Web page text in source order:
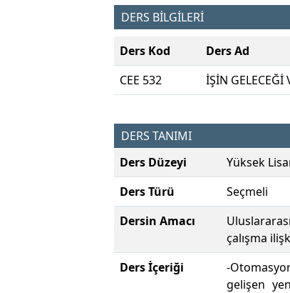
DERS BİLGİLERİ
Ders Kod Ders Ad
CEE 532
İŞİN
DERS TANIMI
Ders Düzeyi
Yüksek
Ders Türü
Seçmeli
Dersin Amacı
çalışma
Ders İçeriği
-
gelişen